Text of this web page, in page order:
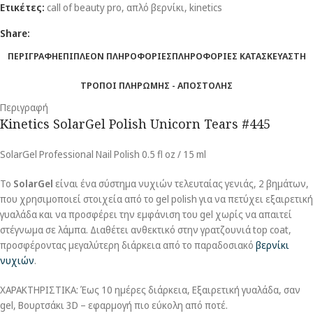
Ετικέτες: call of beauty pro, απλό βερνίκι, kinetics
Share:
ΠΕΡΙΓΡΑΦΗΕΠΙΠΛΕΟΝ ΠΛΗΡΟΦΟΡΙΕΣΠΛΗΡΟΦΟΡΙΕΣ ΚΑΤΑΣΚΕΥΑΣΤΗ
ΤΡΟΠΟΙ ΠΛΗΡΩΜΗΣ - ΑΠΟΣΤΟΛΗΣ
Περιγραφή
Kinetics SolarGel Polish Unicorn Tears #445
SolarGel Professional Nail Polish 0.5 fl oz / 15 ml
Το SolarGel είναι ένα σύστημα νυχιών τελευταίας γενιάς, 2 βημάτων,
που χρησιμοποιεί στοιχεία από το gel polish για να πετύχει εξαιρετική
γυαλάδα και να προσφέρει την εμφάνιση του gel χωρίς να απαιτεί
στέγνωμα σε λάμπα. Διαθέτει ανθεκτικό στην γρατζουνιά top coat,
προσφέροντας μεγαλύτερη διάρκεια από το παραδοσιακό βερνίκι
νυχιών.
ΧΑΡΑΚΤΗΡΙΣΤΙΚΑ: Έως 10 ημέρες διάρκεια, Εξαιρετική γυαλάδα, σαν
gel, Βουρτσάκι 3D – εφαρμογή πιο εύκολη από ποτέ.